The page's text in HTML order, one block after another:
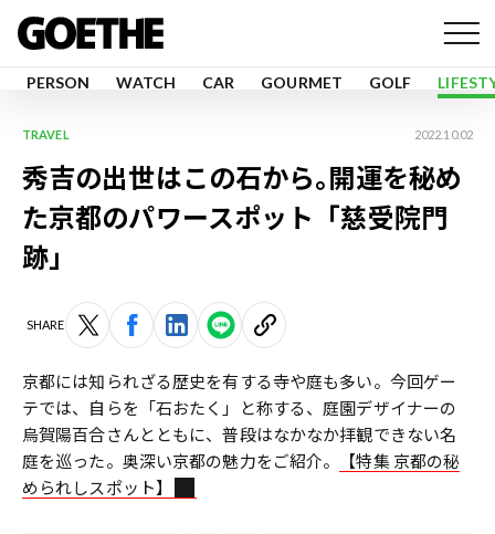
PERSON WATCH CAR GOURMET GOLF
TRAVEL 2022.10.02
秀吉の出世はこの石から｡開運を秘め
た京都のパワースポット「慈受院門
跡」
SHARE
京都には知られざる歴史を有する寺や庭も多い。今回ゲー
テでは、自らを「石おたく」と称する、庭園デザイナーの
烏賀陽百合さんとともに、普段はなかなか拝観できない名
庭を巡った。奥深い京都の魅力をご紹介。
【特集 京都の秘
められしスポット】